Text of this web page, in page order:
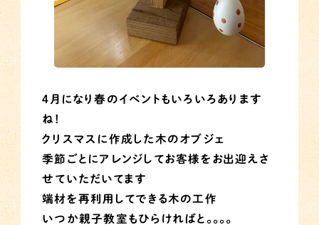
４月になり春のイベントもいろいろあります
ね！
クリスマスに作成した木のオブジェ
季節ごとにアレンジしてお客様をお出迎えさ
せていただいてます
端材を再利用してできる木の工作
いつか親子教室もひらければと。。。。